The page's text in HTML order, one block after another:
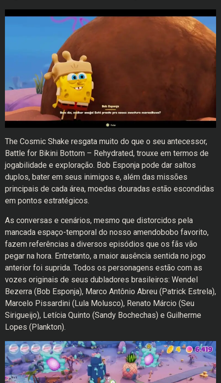
The Cosmic Shake resgata muito do que o seu antecessor,
Battle for Bikini Bottom – Rehydrated, trouxe em termos de
jogabilidade e exploração. Bob Esponja pode dar saltos
duplos, bater em seus inimigos e, além das missões
principais de cada área, moedas douradas estão escondidas
em pontos estratégicos.
As conversas e cenários, mesmo que distorcidos pela
mancada espaço-temporal do nosso amendobobo favorito,
fazem referências a diversos episódios que os fãs vão
pegar na hora. Entretanto, a maior ausência sentida no jogo
anterior foi suprida. Todos os personagens estão com as
vozes originais de seus dubladores brasileiros: Wendel
Bezerra (Bob Esponja), Marco Antônio Abreu (Patrick Estrela),
Marcelo Pissardini (Lula Molusco), Renato Márcio (Seu
Sirigueijo), Letícia Quinto (Sandy Bochechas) e Guilherme
Lopes (Plankton).